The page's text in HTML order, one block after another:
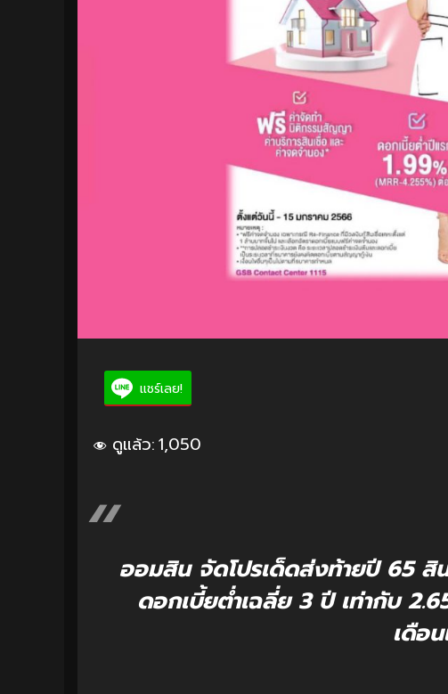
แชร์เลย!
ดูแล้ว:1,050
ออมสิน จัดโปรเด็ดส่งท้ายปี 65 สิ
ดอกเบี้ยต่ำเฉลี่ย 3 ปี เท่ากับ
เดือ